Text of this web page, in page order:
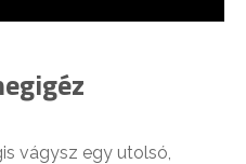
vágysz egy utolsó,